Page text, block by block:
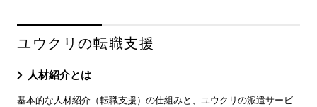
ユウクリの転職支援
人材紹介とは
基本的な人材紹介（転職支援）の仕組みと、ユウクリの派遣サービ